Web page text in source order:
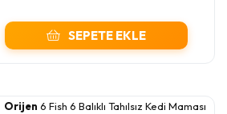
SEPETE EKLE
Orijen 6 Fish 6 Balıklı Tahılsız Kedi Maması